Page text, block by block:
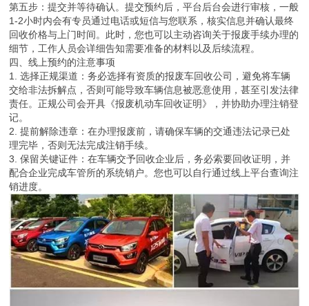
第五步：提交并等待确认。提交预约后，平台后台会进行审核，一般
1-2小时内会有专员通过电话或短信与您联系，核实信息并确认最终
回收价格与上门时间。此时，您也可以主动咨询关于报废手续办理的
细节，工作人员会详细告知需要准备的材料以及后续流程。
四、线上预约的注意事项
1. 选择正规渠道：务必选择有资质的报废车回收公司，避免将车辆
交给非法拆解点，否则可能导致车辆信息被恶意使用，甚至引发法律
责任。正规公司会开具《报废机动车回收证明》，并协助办理注销登
记。
2. 提前解除违章：在办理报废前，请确保车辆的交通违法记录已处
理完毕，否则无法完成注销手续。
3. 保留关键证件：在车辆交予回收企业后，务必索要回收证明，并
配合企业完成车管所的系统销户。您也可以自行通过线上平台查询注
销进度。